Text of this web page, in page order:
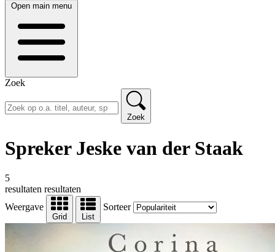
Open main menu
Zoek
Zoek
Spreker Jeske van der Staak
5
resultaten resultaten
Weergave
Grid List
Sorteer